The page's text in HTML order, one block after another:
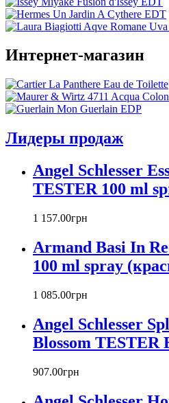
Anna Sui
Annayake
Antonio Banderas
Armaf
Armand Basi
Atelier Cologne
Badgley Mischka
Banana Republic
Barex
Beyonce
Biotherm
Blumarine
Bottega Veneta
Bourjois
Britney Spears
Burberry
Интернет-магазин
Лидеры продаж
Angel Schlesser
TESTER 100 ml
1 157.00грн
Armand Basi In
100 ml spray
1 085.00грн
Angel Schlesser
Blossom TESTER
907.00грн